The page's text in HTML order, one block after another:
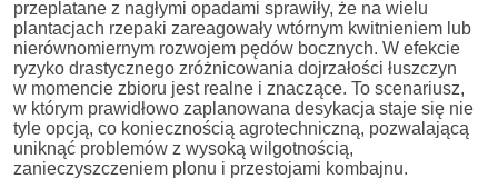
przeplatane z nagłymi opadami sprawiły, że na wielu
plantacjach rzepaki zareagowały wtórnym kwitnieniem lub
nierównomiernym rozwojem pędów bocznych. W efekcie
ryzyko drastycznego zróżnicowania dojrzałości łuszczyn
w momencie zbioru jest realne i znaczące. To scenariusz,
w którym prawidłowo zaplanowana desykacja staje się nie
tyle opcją, co koniecznością agrotechniczną, pozwalającą
uniknąć problemów z wysoką wilgotnością,
zanieczyszczeniem plonu i przestojami kombajnu.